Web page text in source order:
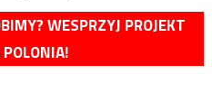
WESPRZYJ PROJEKT